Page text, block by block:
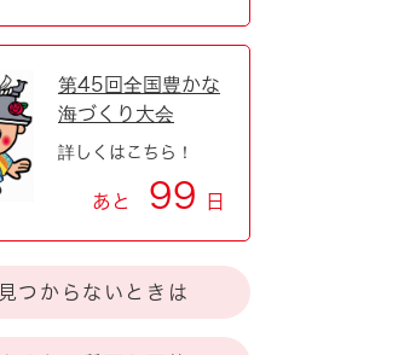
第45回全国豊かな
海づくり大会
詳しくはこちら！
あと 99 日
見つからないときは